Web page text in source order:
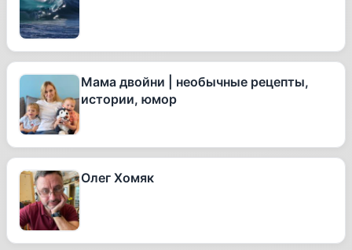
Мама двойни | необычные рецепты,
истории, юмор
Олег Хомяк